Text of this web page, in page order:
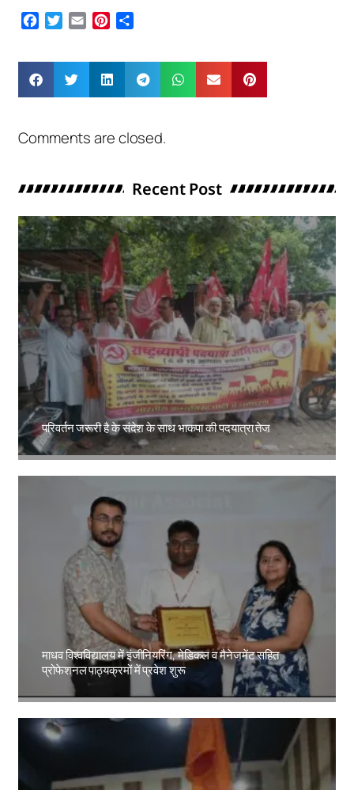
Facebook
Twitter
Email Pinterest
Comments are closed.
Recent Post
परिवर्तन जरूरी है के संदेश के साथ भाकपा की पदयात्रा तेज
Amit Lekh
माधव विश्वविद्यालय में इंजीनियरिंग, मेडिकल व मैनेजमेंट सहित
प्रोफेशनल पाठ्यक्रमों में प्रवेश शुरू
Amit Lekh